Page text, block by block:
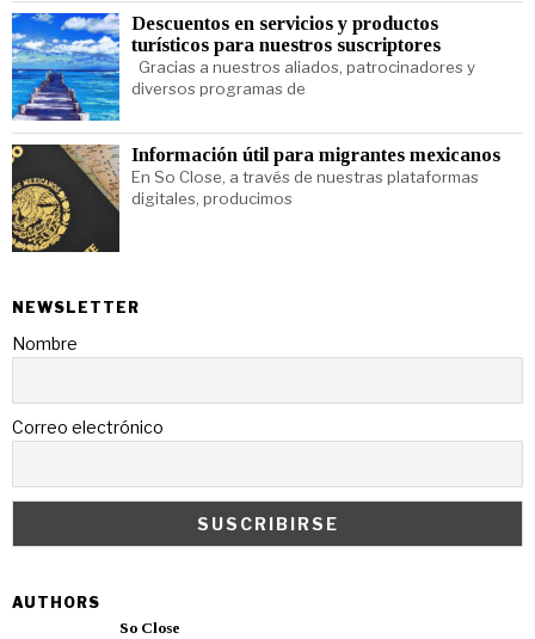
Descuentos en servicios y productos
turísticos para nuestros suscriptores
Gracias a nuestros aliados, patrocinadores y
diversos programas de
Información útil para migrantes mexicanos
En So Close, a través de nuestras plataformas
digitales, producimos
NEWSLETTER
Nombre
Correo electrónico
AUTHORS
So Close